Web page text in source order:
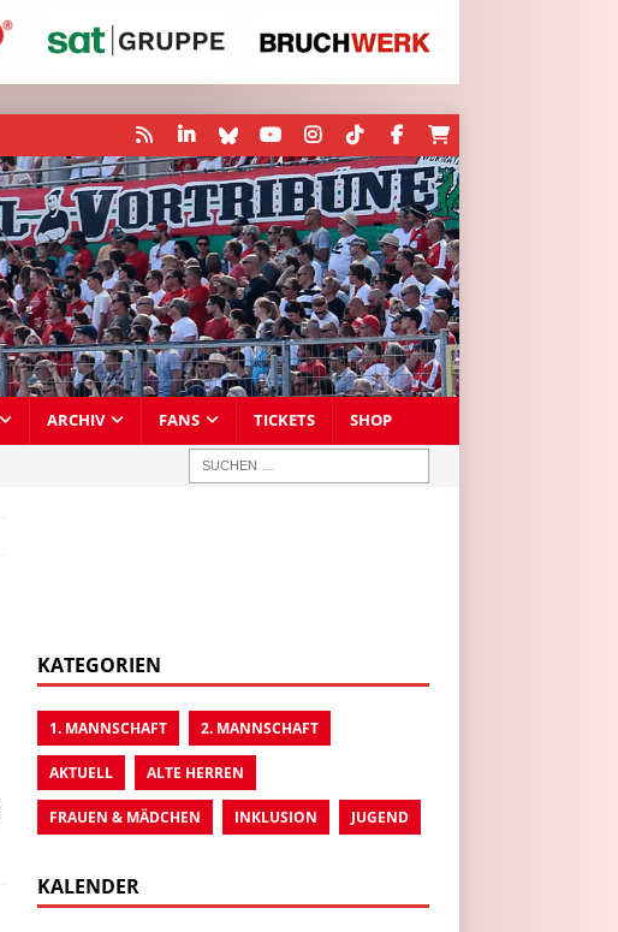
ARCHIV FANS TICKETS SHOP
KATEGORIEN
1. MANNSCHAFT 2. MANNSCHAFT
AKTUELL ALTE HERREN
FRAUEN & MÄDCHEN INKLUSION JUGEND
KALENDER